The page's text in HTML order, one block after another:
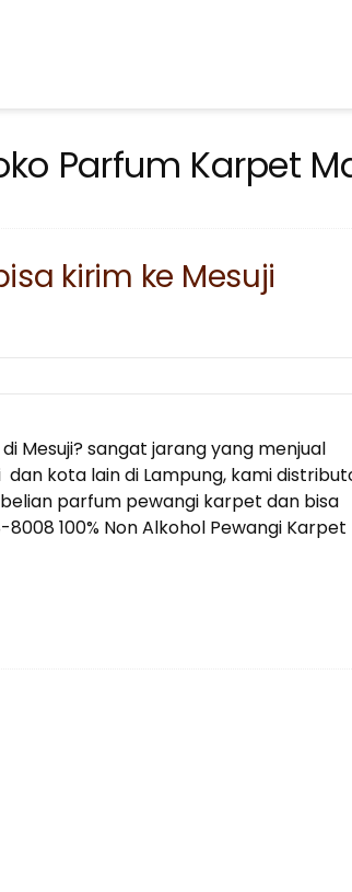
Parfum Karpet
kirim ke Mesuji
Mesuji? sangat jarang yang menjual
kota lain di Lampung, kami
parfum pewangi karpet dan bisa
100% Non Alkohol Pewangi Karpet